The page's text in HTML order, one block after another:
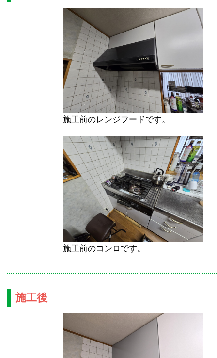
施工前のレンジフードです。
施工前のコンロです。
施工後